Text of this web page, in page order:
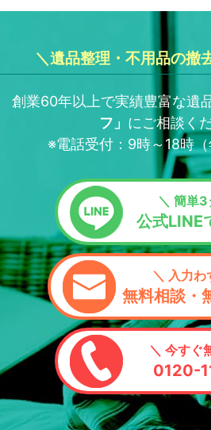
＼遺品整理・不用品の撤
創業60年以上で実績豊富な遺
フ 」 にご相談く
※電話受付：9時～18時
＼ 簡単3
公式LINE
＼ 入力わ
無料相談・
＼ 今すぐ
0120-